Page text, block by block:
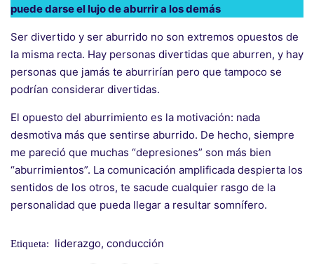
puede darse el lujo de aburrir a los demás
Ser divertido y ser aburrido no son extremos opuestos de
la misma recta. Hay personas divertidas que aburren, y hay
personas que jamás te aburrirían pero que tampoco se
podrían considerar divertidas.
El opuesto del aburrimiento es la motivación: nada
desmotiva más que sentirse aburrido. De hecho, siempre
me pareció que muchas “depresiones” son más bien
“aburrimientos”. La comunicación amplificada despierta los
sentidos de los otros, te sacude cualquier rasgo de la
personalidad que pueda llegar a resultar somnífero.
Etiqueta: liderazgo, conducción